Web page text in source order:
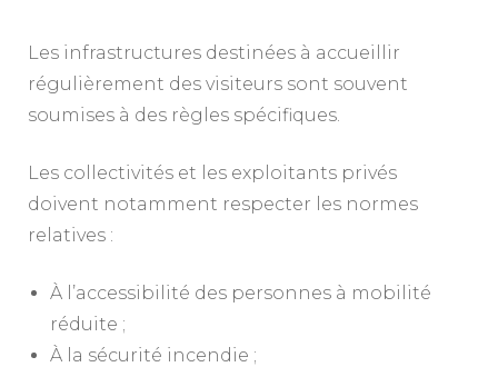
Les infrastructures destinées à accueillir
régulièrement des visiteurs sont souvent
soumises à des règles spécifiques.
Les collectivités et les exploitants privés
doivent notamment respecter les normes
relatives :
À l’accessibilité des personnes à mobilité
réduite ;
À la sécurité incendie ;